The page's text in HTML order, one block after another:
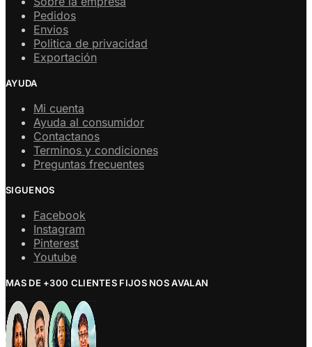
Pedidos
Envios
Politica de privacidad
Exportación
AYUDA
Mi cuenta
Ayuda al consumidor
Contactanos
Terminos y condiciones
Preguntas frecuentes
SIGUENOS
Facebook
Instagram
Pinterest
Youtube
MAS DE +300 CLIENTES FIJOS NOS AVALAN